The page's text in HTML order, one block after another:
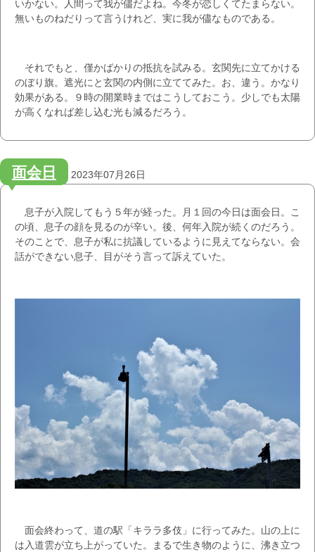
いかない。人間って我が儘だよね。今冬が恋しくてたまらない。
無いものねだりって言うけれど、実に我が儘なものである。
それでもと、僅かばかりの抵抗を試みる。玄関先に立てかける
のぼり旗。遮光にと玄関の内側に立ててみた。お、違う。かなり
効果がある。９時の開業時まではこうしておこう。少しでも太陽
が高くなれば差し込む光も減るだろう。
面会日 2023年07月26日
息子が入院してもう５年が経った。月１回の今日は面会日。こ
の頃、息子の顔を見るのが辛い。後、何年入院が続くのだろう。
そのことで、息子が私に抗議しているように見えてならない。会
話ができない息子、目がそう言って訴えていた。
面会終わって、道の駅「キララ多伎」に行ってみた。山の上に
は入道雲が立ち上がっていた。まるで生き物のように、沸き立つ